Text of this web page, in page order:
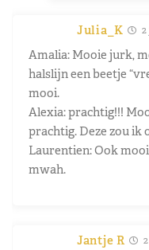
Julia_K
Amalia: Mooie jurk,
halslijn een beetje
mooi.
Alexia: prachtig!!!
prachtig. Deze zou ik
Laurentien: Ook
mwah.
Jantje R